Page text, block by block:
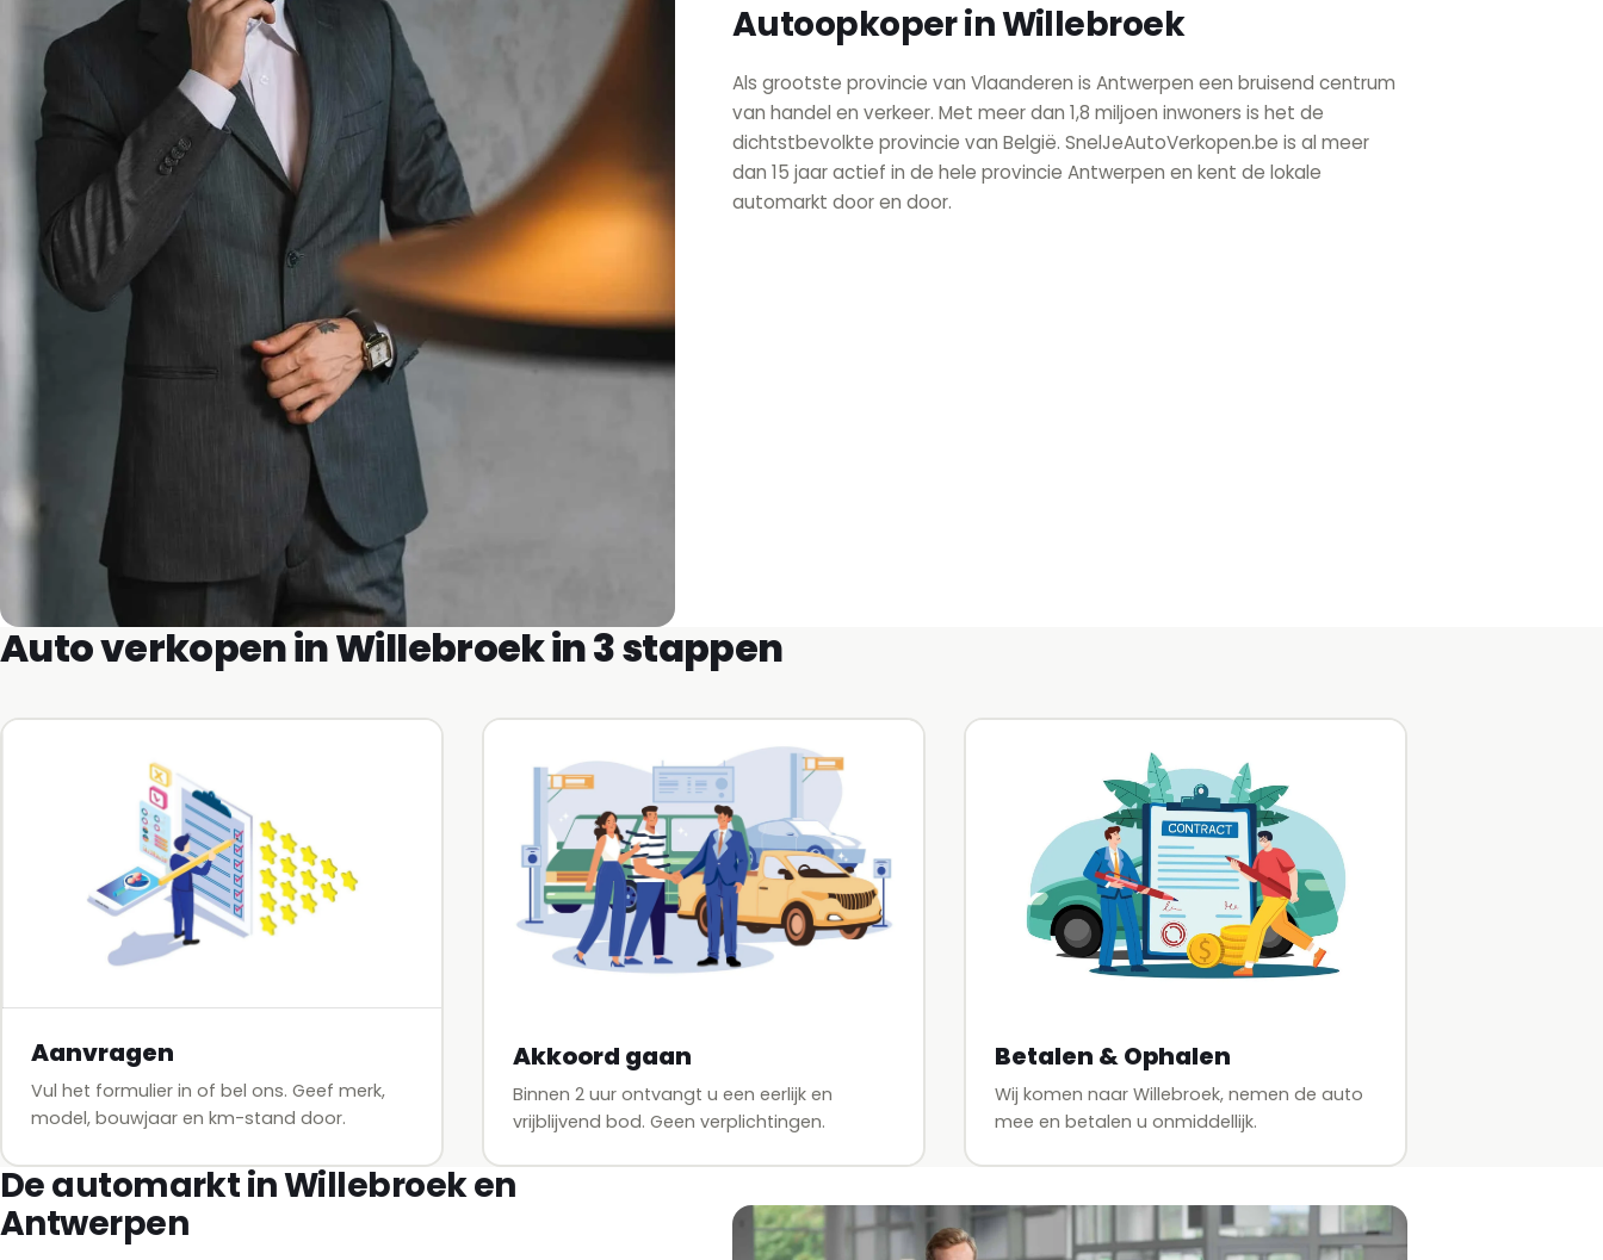
Autoopkoper in Willebroek
Als grootste provincie van Vlaanderen is Antwerpen een bruisend centrum
van handel en verkeer. Met meer dan 1,8 miljoen inwoners is het de
dichtstbevolkte provincie van België. SnelJeAutoVerkopen.be is al meer
dan 15 jaar actief in de hele provincie Antwerpen en kent de lokale
automarkt door en door.
Auto verkopen in Willebroek in 3 stappen
Aanvragen
Vul het formulier in of bel ons. Geef merk,
model, bouwjaar en km-stand door.
Akkoord gaan
Binnen 2 uur ontvangt u een eerlijk en
vrijblijvend bod. Geen verplichtingen.
Betalen & Ophalen
Wij komen naar Willebroek, nemen de auto
mee en betalen u onmiddellijk.
De automarkt in Willebroek en
Antwerpen